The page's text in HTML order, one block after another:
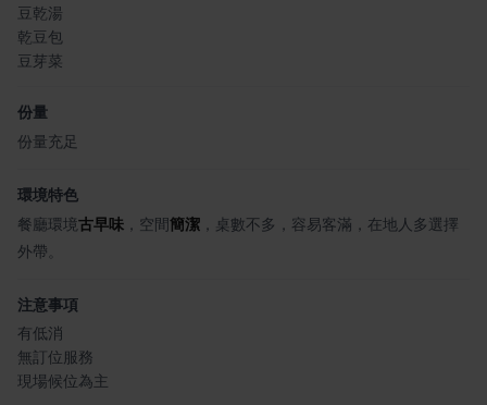
豆乾湯
乾豆包
豆芽菜
份量
份量充足
環境特色
餐廳環境古早味 ，空間簡潔 ，桌數不多，容易客滿，在地人多選擇
外帶。
注意事項
有低消
無訂位服務
現場候位為主